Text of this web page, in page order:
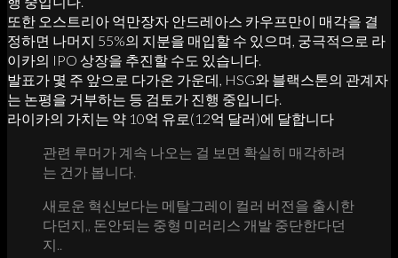
또한 오스트리아 억만장자 안드레아스 카우프만이 매각을 결
정하면 나머지 55%의 지분을 매입할 수 있으며, 궁극적으로 라
이카의 IPO 상장을 추진할 수도 있습니다.
발표가 몇 주 앞으로 다가온 가운데, HSG와 블랙스톤의 관계자
는 논평을 거부하는 등 검토가 진행 중입니다.
라이카의 가치는 약 10억 유로(12억 달러)에 달합니다
관련 루머가 계속 나오는 걸 보면 확실히 매각하려
는 건가 봅니다.
새로운 혁신보다는 메탈그레이 컬러 버전을 출시한
다던지,, 돈안되는 중형 미러리스 개발 중단한다던
지..